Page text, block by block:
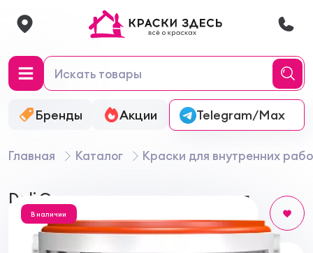
Бренды Акции Онлайн-колеровка
Telegram/Max
Главная Каталог Краски для внутренних
Dali Эмаль для пола акриловая
В наличии